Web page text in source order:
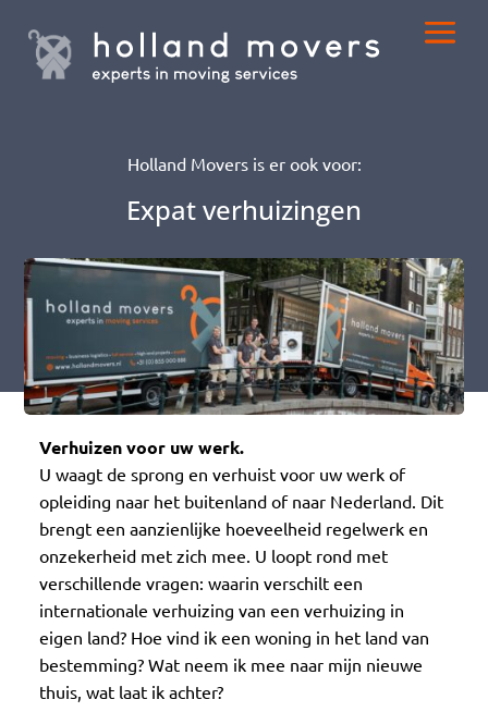
Holland Movers is er ook voor:
Expat verhuizingen
Verhuizen voor uw werk.
U waagt de sprong en verhuist voor uw werk of
opleiding naar het buitenland of naar Nederland. Dit
brengt een aanzienlijke hoeveelheid regelwerk en
onzekerheid met zich mee. U loopt rond met
verschillende vragen: waarin verschilt een
internationale verhuizing van een verhuizing in
eigen land? Hoe vind ik een woning in het land van
bestemming? Wat neem ik mee naar mijn nieuwe
thuis, wat laat ik achter?